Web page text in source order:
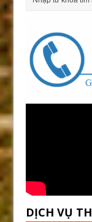
DỊCH VỤ